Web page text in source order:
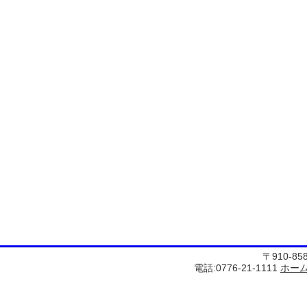
〒910-
電話:0776-21-1111 ホー